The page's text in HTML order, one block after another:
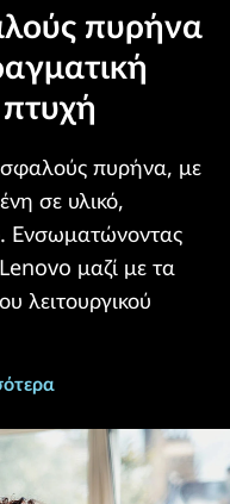
πυρήνα
πυρήνα, με
σε υλικό,
Ενσωματώνοντας
μαζί με τα
λειτουργικού